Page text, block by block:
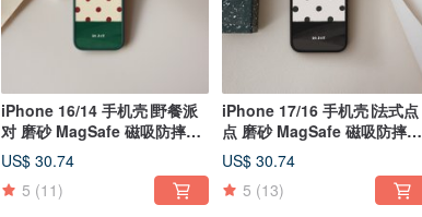
iPhone 16/14 手机壳∣野餐派
对 磨砂 MagSafe 磁吸防摔手
机壳
US$ 30.74
5 (11)
iPhone 17/16 手机壳∣法式点
点 磨砂 MagSafe 磁吸防摔手
机壳
US$ 30.74
5 (13)